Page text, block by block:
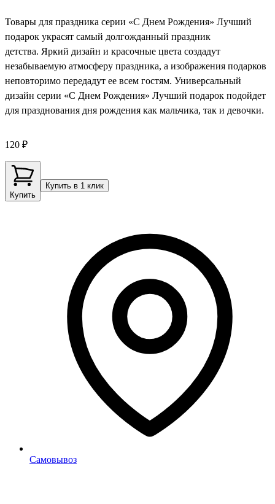
Товары для праздника серии «С Днем Рождения» Лучший
подарок украсят самый долгожданный праздник
детства. Яркий дизайн и красочные цвета создадут
незабываемую атмосферу праздника, а изображения подарков
неповторимо передадут ее всем гостям. Универсальный
дизайн серии «С Днем Рождения» Лучший подарок подойдет
для празднования дня рождения как мальчика, так и девочки.
120 ₽
Купить
Купить в 1 клик
Самовывоз